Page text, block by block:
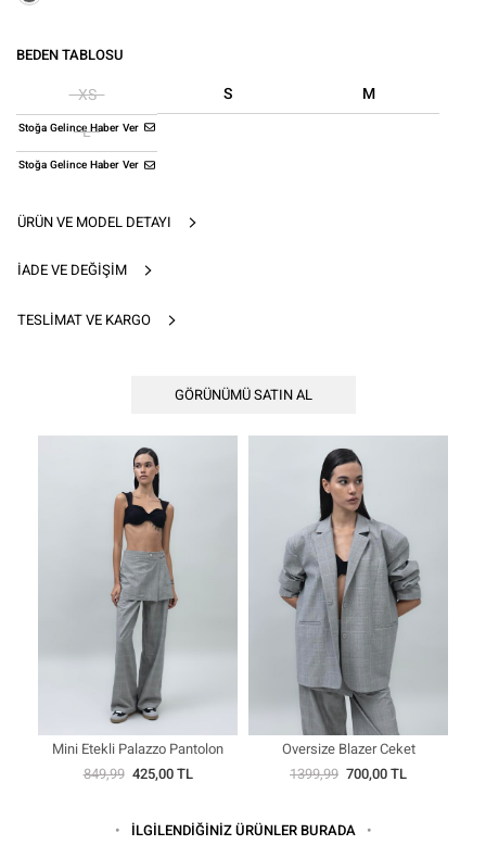
ÜRÜN VE MODEL DETAYI
İADE VE DEĞIŞIM
TESLIMAT VE KARGO
BEDEN TABLOSU
Stoğa Gelince Haber Ver
XS S M
Stoğa Gelince Haber Ver
L
Mini Etekli Palazzo Pantolon
849,99 425,00 TL
Oversize Blazer Ceket
1399,99 700,00 TL
GÖRÜNÜMÜ SATIN AL
İLGİLENDİĞİNİZ ÜRÜNLER BURADA